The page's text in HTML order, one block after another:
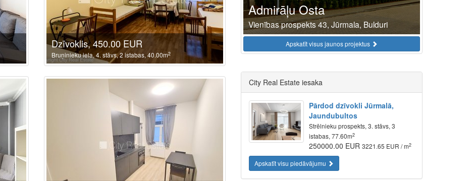
Dzīvoklis, 450.00 EUR
Bruņinieku iela, 4. stāvs, 2 istabas, 40.00m2
Admirāļu Osta
Vienības prospekts 43, Jūrmala, Bulduri
Apskatīt visus jaunos projektus
City Real Estate iesaka
Pārdod dzīvokli Jūrmalā,
Jaundubultos
Strēlnieku prospekts, 3. stāvs, 3
istabas, 77.60m2
250000.00 EUR3221.65 EUR / m2
Apskatīt visu piedāvājumu